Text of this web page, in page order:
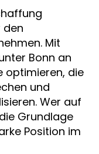
den
Mit
Bonn an
optimieren, die
und
Wer auf
Grundlage
Position im